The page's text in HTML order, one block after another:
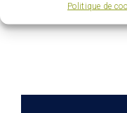
Politique de